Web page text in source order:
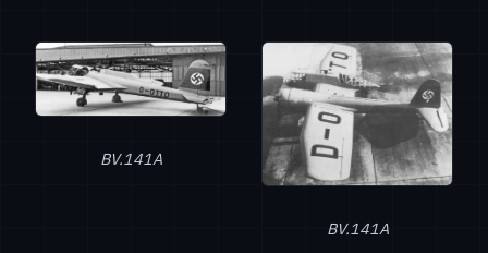
BV.141A
BV.141A